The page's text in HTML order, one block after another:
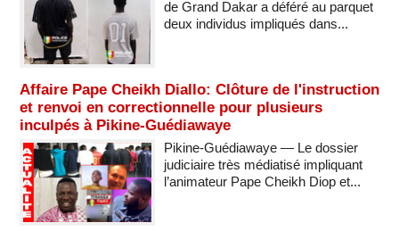
de Grand Dakar a déféré au parquet
deux individus impliqués dans...
Affaire Pape Cheikh Diallo: Clôture de l'instruction
et renvoi en correctionnelle pour plusieurs
inculpés à Pikine-Guédiawaye
Pikine-Guédiawaye — Le dossier
judiciaire très médiatisé impliquant
l’animateur Pape Cheikh Diop et...